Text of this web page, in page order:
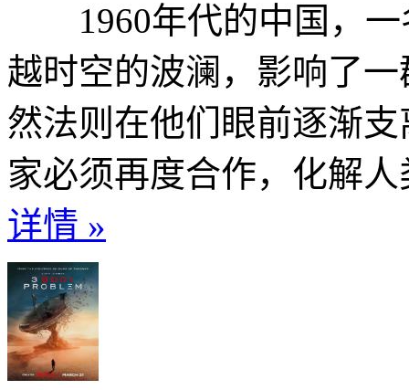
1960年代的中国，一
越时空的波澜，影响了
然法则在他们眼前逐渐
家必须再度合作，化解
详情 »